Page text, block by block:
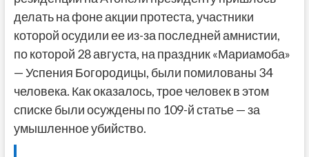
делать на фоне акции протеста, участники
которой осудили ее из-за последней амнистии,
по которой 28 августа, на праздник «Мариамоба»
— Успения Богородицы, были помилованы 34
человека. Как оказалось, трое человек в этом
списке были осуждены по 109-й статье — за
умышленное убийство.